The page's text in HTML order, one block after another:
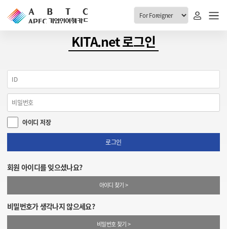
ABTC 전체메뉴
안내
ABTC 제도 소개
VABTC 안내
발급 자격요건
취소/반납 안내
신청
취소
신청진행 현황
소지자 현황
고객센터
1:1 문의
KITA.net 로그인
아이디 저장
로그인
회원 아이디를 잊으셨나요?
아이디 찾기 >
비밀번호가 생각나지 않으세요?
비밀번호 찾기 >